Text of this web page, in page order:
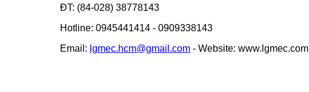
ĐT: (84-028) 38778143
Hotline: 0945441414 - 0909338143
Email: lgmec.hcm@gmail.com - Website: www.lgmec.com